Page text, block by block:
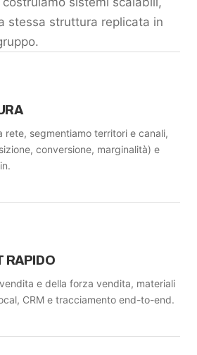
stessa struttura replicata in
rete, segmentiamo territori e canali,
conversione, marginalità) e
RAPIDO
e della forza vendita, materiali
CRM e tracciamento end-to-end.